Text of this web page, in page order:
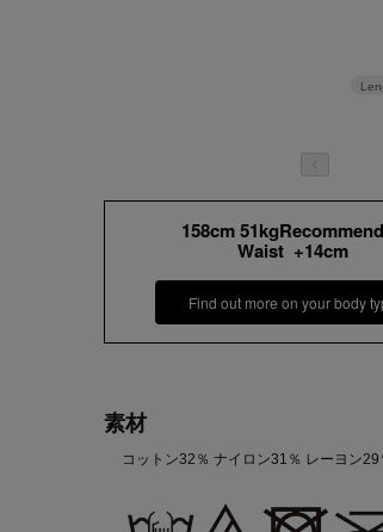
158cm
Waist +14cm
Find out more on your body
素材
コットン32％ ナイロン31％ レーヨン